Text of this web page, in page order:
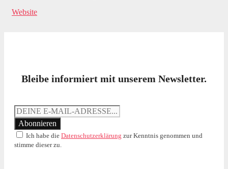
Website
Bleibe informiert mit unserem Newsletter.
Ich habe die Datenschutzerklärung zur Kenntnis genommen und
stimme dieser zu.